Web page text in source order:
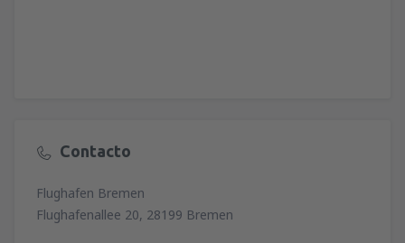
Contacto
Flughafen Bremen
Flughafenallee 20, 28199 Bremen